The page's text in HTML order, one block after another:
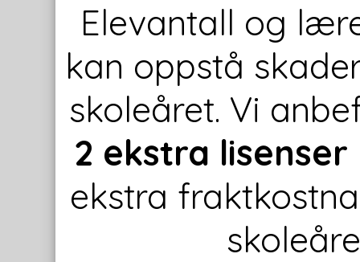
Elevantall og
kan oppstå
skoleåret. Vi
2 ekstra lisenser
ekstra